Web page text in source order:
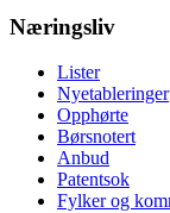
Næringsliv
Lister
Nyetableringer
Opphørte
Børsnotert
Anbud
Patentsok
Fylker og